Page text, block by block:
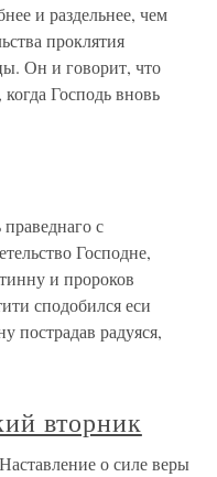
и раздельнее, чем
проклятия
Он и говорит, что
Господь вновь
с
Господне,
и пророков
сподобился еси
пострадав радуяся,
вторник
о силе веры